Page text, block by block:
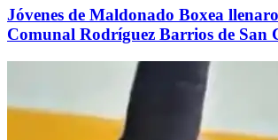
Jóvenes de Maldonado Boxea
Comunal Rodríguez Barrios de San